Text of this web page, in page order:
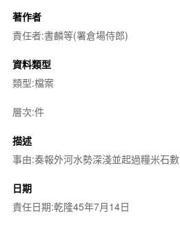
著作者
責任者:書麟等(署倉場侍郎)
資料類型
類型:檔案
層次:件
描述
事由:奏報外河水勢深淺並起過糧米石數
日期
責任日期:乾隆45年7月14日